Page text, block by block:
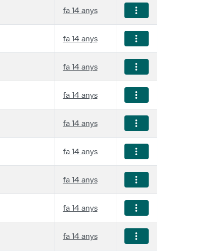
fa 14 anys
fa 14 anys
fa 14 anys
fa 14 anys
fa 14 anys
fa 14 anys
fa 14 anys
fa 14 anys
fa 14 anys